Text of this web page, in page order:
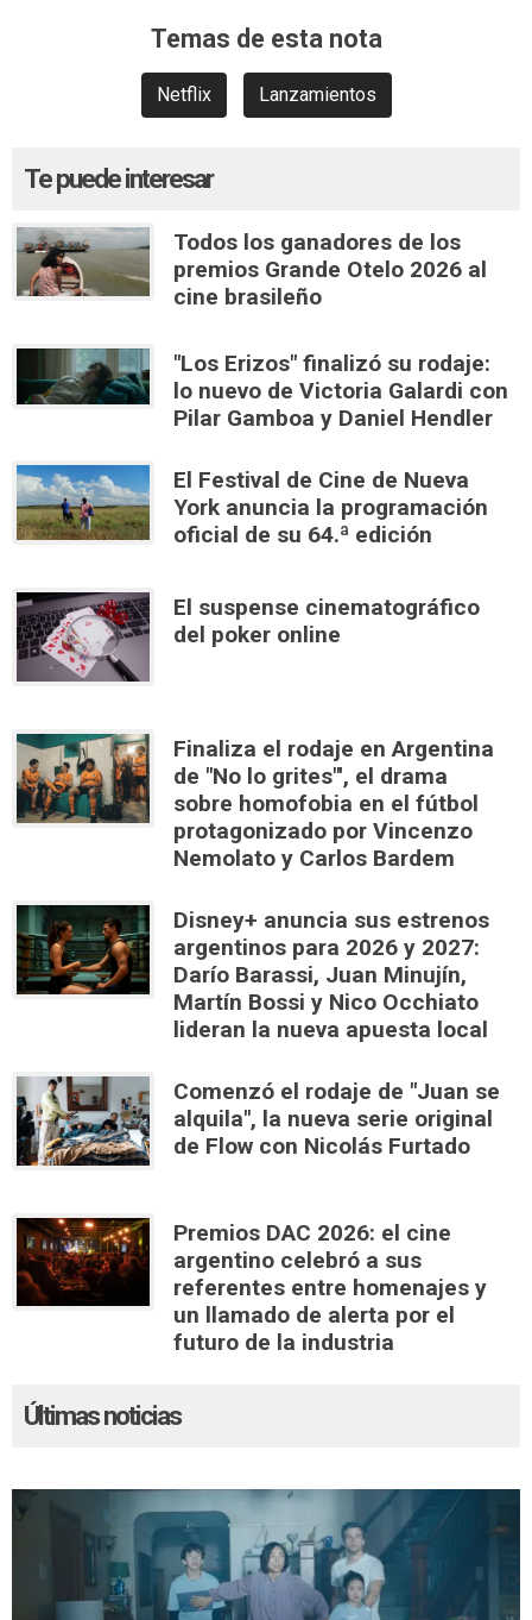
Temas de esta nota
Netflix Lanzamientos
Te puede interesar
Todos los ganadores de los
premios Grande Otelo 2026 al
cine brasileño
"Los Erizos" finalizó su rodaje:
lo nuevo de Victoria Galardi con
Pilar Gamboa y Daniel Hendler
El Festival de Cine de Nueva
York anuncia la programación
oficial de su 64.ª edición
El suspense cinematográfico
del poker online
Finaliza el rodaje en Argentina
de "No lo grites"', el drama
sobre homofobia en el fútbol
protagonizado por Vincenzo
Nemolato y Carlos Bardem
Disney+ anuncia sus estrenos
argentinos para 2026 y 2027:
Darío Barassi, Juan Minujín,
Martín Bossi y Nico Occhiato
lideran la nueva apuesta local
Comenzó el rodaje de "Juan se
alquila", la nueva serie original
de Flow con Nicolás Furtado
Premios DAC 2026: el cine
argentino celebró a sus
referentes entre homenajes y
un llamado de alerta por el
futuro de la industria
Últimas noticias